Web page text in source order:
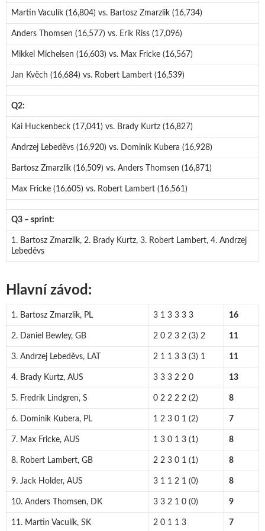
Martin Vaculík (16,804) vs. Bartosz Zmarzlik (16,734)
Anders Thomsen (16,577) vs. Erik Riss (17,096)
Mikkel Michelsen (16,603) vs. Max Fricke (16,567)
Jan Kvěch (16,684) vs. Robert Lambert (16,539)
Q2:
Kai Huckenbeck (17,041) vs. Brady Kurtz (16,827)
Andrzej Lebeděvs (16,920) vs. Dominik Kubera (16,928)
Bartosz Zmarzlik (16,509) vs. Anders Thomsen (16,871)
Max Fricke (16,605) vs. Robert Lambert (16,561)
Q3 – sprint:
1. Bartosz Zmarzlik, 2. Brady Kurtz, 3. Robert Lambert, 4. Andrzej
Lebeděvs
Hlavní závod:
1. Bartosz Zmarzlik, PL 3 1 3 3 3 3 16
2. Daniel Bewley, GB 2 0 2 3 2 (3) 2 11
3. Andrzej Lebeděvs, LAT 2 1 1 3 3 (3) 1 11
4. Brady Kurtz, AUS 3 3 3 2 2 0 13
5. Fredrik Lindgren, S 0 2 2 2 2 (2) 8
6. Dominik Kubera, PL 1 2 3 0 1 (2) 7
7. Max Fricke, AUS 1 3 0 1 3 (1) 8
8. Robert Lambert, GB 2 2 3 0 1 (1) 8
9. Jack Holder, AUS 3 1 1 2 1 (0) 8
10. Anders Thomsen, DK 3 3 2 1 0 (0) 9
11. Martin Vaculík, SK 2 0 1 1 3 7